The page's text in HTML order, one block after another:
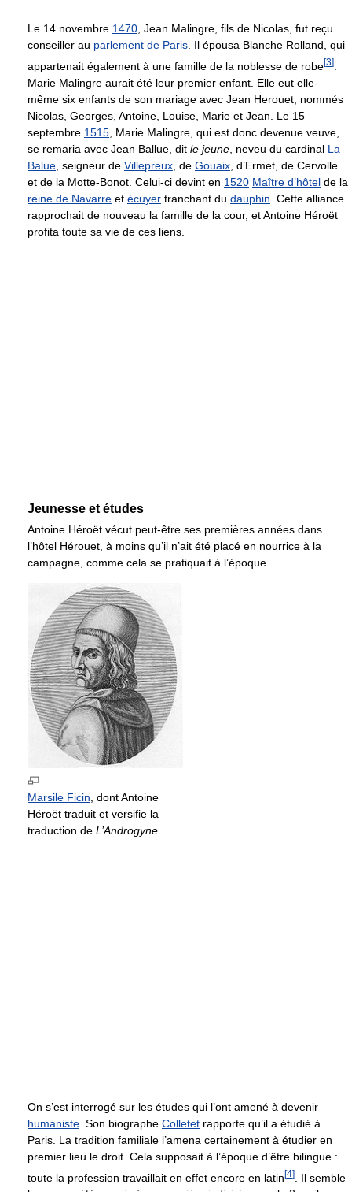
Le 14 novembre 1470, Jean Malingre, fils de Nicolas, fut reçu
conseiller au parlement de Paris. Il épousa Blanche Rolland, qui
appartenait également à une famille de la noblesse de robe[3]
Marie Malingre aurait été leur premier enfant. Elle eut elle-
même six enfants de son mariage avec Jean Herouet, nommés
Nicolas, Georges, Antoine, Louise, Marie et Jean. Le 15
septembre 1515 , Marie Malingre, qui est donc devenue veuve,
se remaria avec Jean Ballue, dit le jeune , neveu du cardinal La
Balue , seigneur de Villepreux , de Gouaix , d’Ermet, de Cervolle
et de la Motte-Bonot. Celui-ci devint en 1520 Maître d’hôtel de la
reine de Navarre et écuyer tranchant du dauphin . Cette alliance
rapprochait de nouveau la famille de la cour, et Antoine Héroët
profita toute sa vie de ces liens.
Jeunesse et études
Antoine Héroët vécut peut-être ses premières années dans
l’hôtel Hérouet, à moins qu’il n’ait été placé en nourrice à la
campagne, comme cela se pratiquait à l’époque.
Marsile Ficin , dont Antoine
Héroët traduit et versifie la
traduction de L’Androgyne
On s’est interrogé sur les études qui l’ont amené à devenir
humaniste . Son biographe Colletet rapporte qu’il a étudié à
Paris. La tradition familiale l’amena certainement à étudier en
premier lieu le droit. Cela supposait à l’époque d’être bilingue :
toute la profession travaillait en effet encore en latin[4]
. Il semble